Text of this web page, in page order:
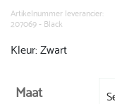
€
Artikelnummer leverancier:
207069 - Black
Kleur: Zwart
Maat